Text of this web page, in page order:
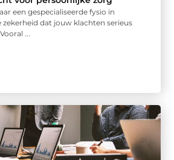
een gespecialiseerde fysio in
zekerheid dat jouw klachten serieus
...